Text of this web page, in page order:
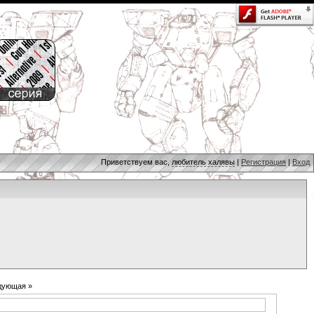
Приветствуем вас, любитель халявы | Регистрация |Вход
»